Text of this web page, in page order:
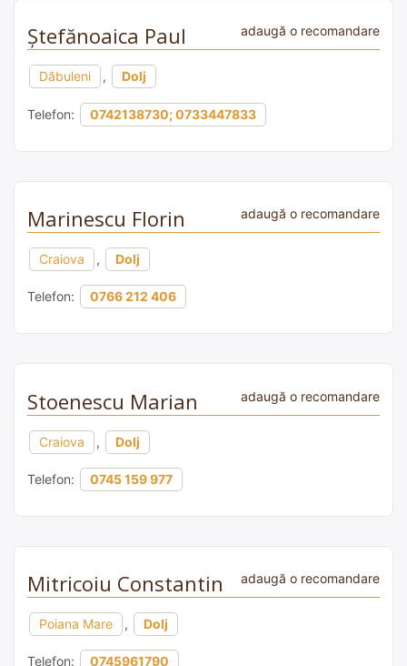
Ştefănoaica Paul adaugă o recomandare
Dăbuleni , Dolj
Telefon: 0742138730; 0733447833
Marinescu Florin adaugă o recomandare
Craiova , Dolj
Telefon: 0766 212 406
Stoenescu Marian adaugă o recomandare
Craiova , Dolj
Telefon: 0745 159 977
Mitricoiu Constantin adaugă o recomandare
Poiana Mare , Dolj
Telefon: 0745961790